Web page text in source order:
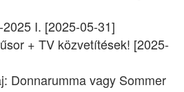
I. [2025-05-31]
+ TV közvetítések! [2025-
Donnarumma vagy Sommer